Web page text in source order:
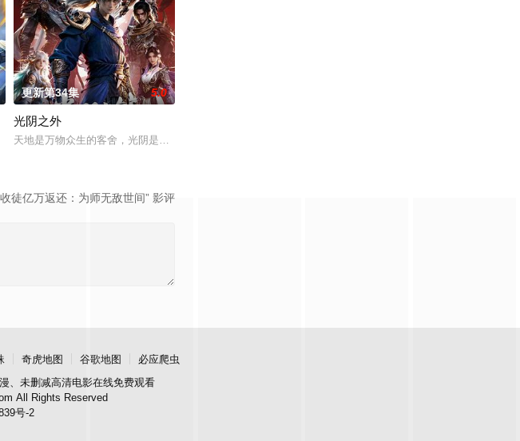
潮流、呈现崭新的花仙子世界。
次来临水城选拔弟子，方秦两家围绕这一个将决定二者命运的契机，展开明争暗斗。最终，秦南依靠潜心修炼
更新第34集 5.0
光阴之外
天地是万物众生的客舍，光阴是古往今来的过客。苍天残面张开诡异之眼，所视之处生灵涂炭，化为永恒的禁
徒亿万返还：为师无敌世间” 影评
奇虎地图 谷歌地图
必应爬虫
、未删减高清电影在线免费观看
All Rights Reserved
号-2